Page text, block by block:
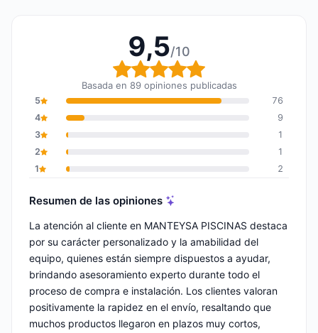
9,5/10
Calificación global: 9,5
Basada en 89 opiniones publicadas
5
76
4
9
3
1
2
1
1
2
Resumen de las opiniones
La atención al cliente en MANTEYSA PISCINAS destaca
por su carácter personalizado y la amabilidad del
equipo, quienes están siempre dispuestos a ayudar,
brindando asesoramiento experto durante todo el
proceso de compra e instalación. Los clientes valoran
positivamente la rapidez en el envío, resaltando que
muchos productos llegaron en plazos muy cortos,